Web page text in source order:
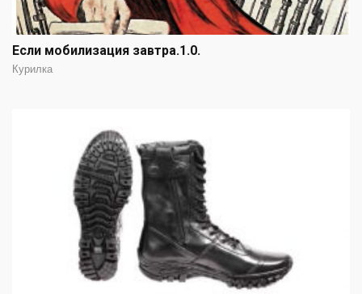
Если мобилизация завтра.1.0.
Курилка